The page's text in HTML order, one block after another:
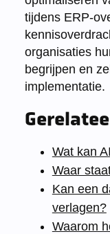
tijdens ERP-
organisaties
begrijpen en
implementatie.
Wat kan
Waar
Kan een
verlagen?
Waarom